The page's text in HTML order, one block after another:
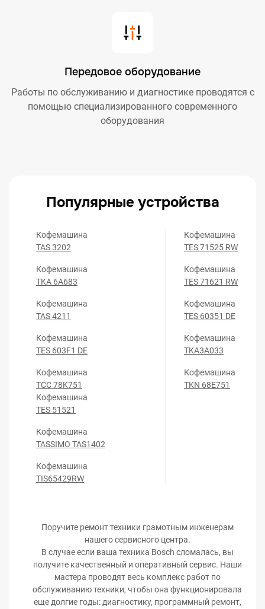
Передовое оборудование
Работы по обслуживанию и диагностике проводятся с
помощью специализированного современного
оборудования
Популярные устройства
Кофемашина
TAS 3202
Кофемашина
TKA 6A683
Кофемашина
TAS 4211
Кофемашина
TES 603F1 DE
Кофемашина
TCC 78K751
Кофемашина
TES 71525 RW
Кофемашина
TES 71621 RW
Кофемашина
TES 60351 DE
Кофемашина
TKA3A033
Кофемашина
TKN 68E751
Кофемашина
TES 51521
Кофемашина
TASSIMO TAS1402
Кофемашина
TIS65429RW
Поручите ремонт техники грамотным инженерам
нашего сервисного центра.
В случае если ваша техника Bosch сломалась, вы
получите качественный и оперативный сервис. Наши
мастера проводят весь комплекс работ по
обслуживанию техники, чтобы она функционировала
еще долгие годы: диагностику, программный ремонт,